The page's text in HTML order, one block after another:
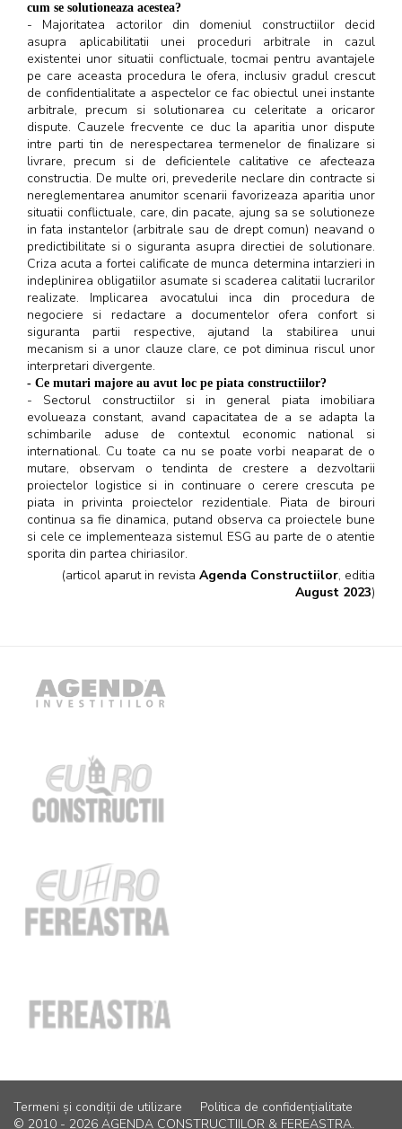
cum se solutioneaza acestea?
- Majoritatea actorilor din domeniul constructiilor decid
asupra aplicabilitatii unei proceduri arbitrale in cazul
existentei unor situatii conflictuale, tocmai pentru avantajele
pe care aceasta procedura le ofera, inclusiv gradul crescut
de confidentialitate a aspectelor ce fac obiectul unei instante
arbitrale, precum si solutionarea cu celeritate a oricaror
dispute. Cauzele frecvente ce duc la aparitia unor dispute
intre parti tin de nerespectarea termenelor de finalizare si
livrare, precum si de deficientele calitative ce afecteaza
constructia. De multe ori, prevederile neclare din contracte si
nereglementarea anumitor scenarii favorizeaza aparitia unor
situatii conflictuale, care, din pacate, ajung sa se solutioneze
in fata instantelor (arbitrale sau de drept comun) neavand o
predictibilitate si o siguranta asupra directiei de solutionare.
Criza acuta a fortei calificate de munca determina intarzieri in
indeplinirea obligatiilor asumate si scaderea calitatii lucrarilor
realizate. Implicarea avocatului inca din procedura de
negociere si redactare a documentelor ofera confort si
siguranta partii respective, ajutand la stabilirea unui
mecanism si a unor clauze clare, ce pot diminua riscul unor
interpretari divergente.
- Ce mutari majore au avut loc pe piata constructiilor?
- Sectorul constructiilor si in general piata imobiliara
evolueaza constant, avand capacitatea de a se adapta la
schimbarile aduse de contextul economic national si
international. Cu toate ca nu se poate vorbi neaparat de o
mutare, observam o tendinta de crestere a dezvoltarii
proiectelor logistice si in continuare o cerere crescuta pe
piata in privinta proiectelor rezidentiale. Piata de birouri
continua sa fie dinamica, putand observa ca proiectele bune
si cele ce implementeaza sistemul ESG au parte de o atentie
sporita din partea chiriasilor.
(articol aparut in revista Agenda Constructiilor, editia
August 2023)
Termeni și condiții de utilizare
Politica de confidențialitate
© 2010 - 2026 AGENDA CONSTRUCTIILOR & FEREASTRA.